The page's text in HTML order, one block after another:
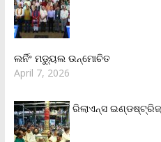
ଲର୍ନିଂ ମଡ୍ୟୁଲ ଉନ୍ମୋଚିତ
April 7, 2026
ରିଲାଏନ୍‌ସ ଇଣ୍ଡଷ୍ଟ୍ରିଜ୍